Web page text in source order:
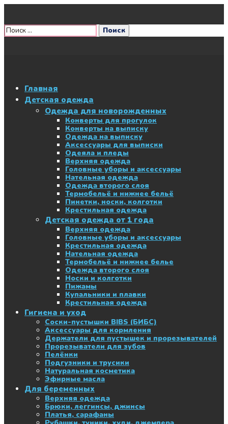
Главная
Детская одежда
Одежда для новорожденных
Конверты для прогулок
Конверты на выписку
Одежда на выписку
Аксессуары для выписки
Одеяла и пледы
Верхняя одежда
Головные уборы и аксессуары
Нательная одежда
Одежда второго слоя
Термобельё и нижнее бельё
Пинетки, носки, колготки
Крестильная одежда
Детская одежда от 1 года
Верхняя одежда
Головные уборы и аксессуары
Крестильная одежда
Нательная одежда
Термобельё и нижнее белье
Одежда второго слоя
Носки и колготки
Пижамы
Купальники и плавки
Крестильная одежда
Гигиена и уход
Соски-пустышки BIBS (БИБС)
Аксессуары для кормления
Держатели для пустышек и прорезывателей
Прорезыватели для зубов
Пелёнки
Подгузники и трусики
Натуральная косметика
Эфирные масла
Для беременных
Верхняя одежда
Брюки, леггинсы, джинсы
Платья, сарафаны